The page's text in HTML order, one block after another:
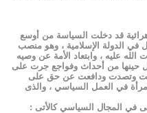
قد دخلت السياسة من أوسع
في الدولة الإسلامية ، وهو منصب
الله عليه ، وابتعاد الأمة عن وصيه
حينها من أحداث وفواجع جرت على
وتصدت ودافعت عن حق على
في العمل السياسي ، والذى
المجال السياسي كالأتى :